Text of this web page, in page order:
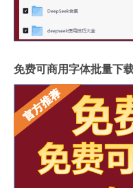
免费可商用字体批量下